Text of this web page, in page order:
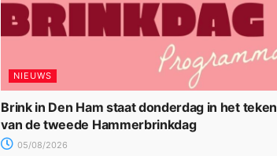
NIEUWS
Brink in Den Ham staat donderdag in het teken
van de tweede Hammerbrinkdag
05/08/2026